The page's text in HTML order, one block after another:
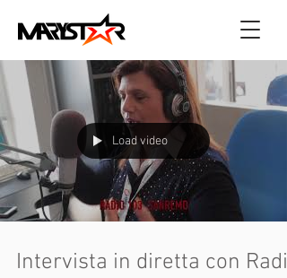
Load video
Intervista in diretta con Radio